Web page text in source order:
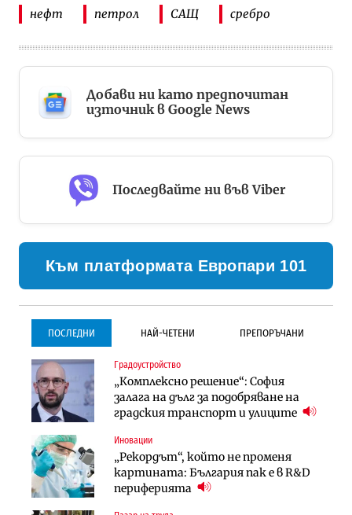
нефт петрол САЩ сребро
Добави ни като предпочитан
източник в Google News
Последвайте ни във Viber
Към платформата Европари 101
ПОСЛЕДНИ НАЙ-ЧЕТЕНИ ПРЕПОРЪЧАНИ
Градоустройство
„Комплексно решение“: София
залага на дълг за подобряване на
градския транспорт и улиците
Иновации
„Рекордът“, който не променя
картината: България пак е в R&D
периферията
Градоустройство
Столична община избра
изпълнител за преместването на
трамвайното трасе по бул.
Инфраструктура
Проектирането на тунела под
Петрохан ще върви паралелно с
Инфраструктура
Проектирането на тунела под
Петрохан ще върви паралелно с
екологичните оценки
Компании
„Хювефарма“ подписа договор за
придобиване на Euroapi Italy